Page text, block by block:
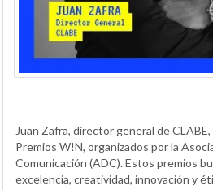
Juan Zafra, director general de
Premios W!N, organizados por la
Comunicación (ADC). Estos premios
excelencia, creatividad, innovación y